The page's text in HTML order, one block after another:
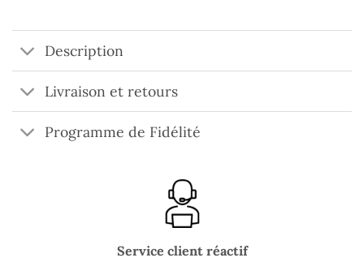
Description
Livraison et retours
Programme de Fidélité
Service client réactif